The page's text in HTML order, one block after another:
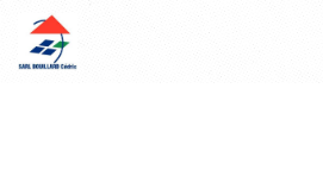
Panneau de gestion des cookies